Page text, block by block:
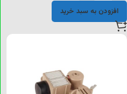
افزودن به سبد خرید